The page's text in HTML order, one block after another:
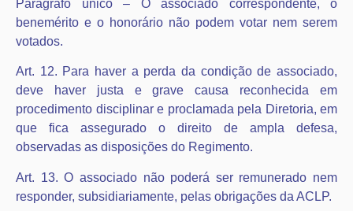
Parágrafo único – O associado correspondente, o
benemérito e o honorário não podem votar nem serem
votados.
Art. 12. Para haver a perda da condição de associado,
deve haver justa e grave causa reconhecida em
procedimento disciplinar e proclamada pela Diretoria, em
que fica assegurado o direito de ampla defesa,
observadas as disposições do Regimento.
Art. 13. O associado não poderá ser remunerado nem
responder, subsidiariamente, pelas obrigações da ACLP.